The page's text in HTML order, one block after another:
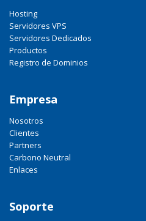
Hosting
Servidores VPS
Servidores Dedicados
Productos
Registro de Dominios
Empresa
Nosotros
Clientes
Partners
Carbono Neutral
Enlaces
Soporte